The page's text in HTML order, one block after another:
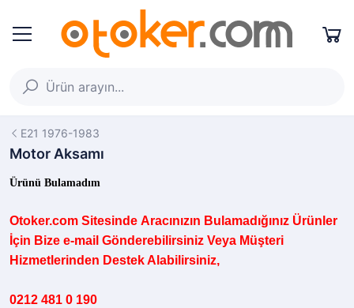
E21 1976-1983
Motor Aksamı
Ürünü Bulamadım
Otoker.com Sitesinde Aracınızın Bulamadığınız Ürünler
İçin Bize e-mail Gönderebilirsiniz Veya Müşteri
Hizmetlerinden Destek Alabilirsiniz,
0212 481 0 190